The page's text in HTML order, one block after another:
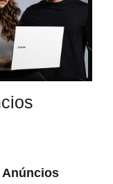
Anúncios